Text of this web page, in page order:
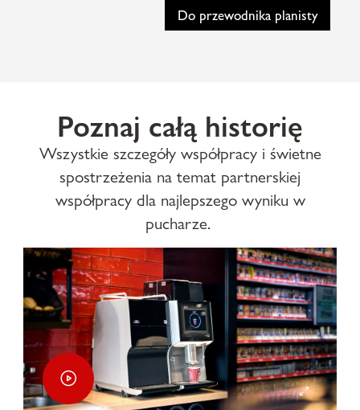
Do przewodnika planisty
Poznaj całą historię
Wszystkie szczegóły współpracy i świetne
spostrzeżenia na temat partnerskiej
współpracy dla najlepszego wyniku w
pucharze.